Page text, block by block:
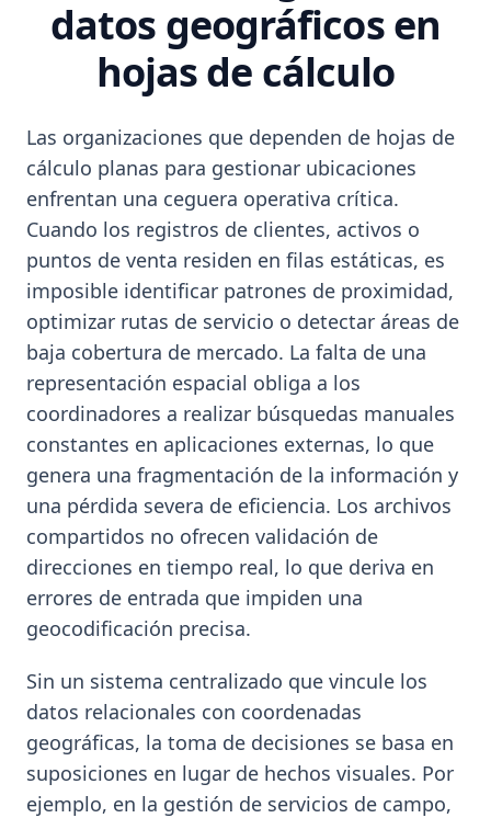
datos geográficos en
hojas de cálculo
Las organizaciones que dependen de hojas de
cálculo planas para gestionar ubicaciones
enfrentan una ceguera operativa crítica.
Cuando los registros de clientes, activos o
puntos de venta residen en filas estáticas, es
imposible identificar patrones de proximidad,
optimizar rutas de servicio o detectar áreas de
baja cobertura de mercado. La falta de una
representación espacial obliga a los
coordinadores a realizar búsquedas manuales
constantes en aplicaciones externas, lo que
genera una fragmentación de la información y
una pérdida severa de eficiencia. Los archivos
compartidos no ofrecen validación de
direcciones en tiempo real, lo que deriva en
errores de entrada que impiden una
geocodificación precisa.
Sin un sistema centralizado que vincule los
datos relacionales con coordenadas
geográficas, la toma de decisiones se basa en
suposiciones en lugar de hechos visuales. Por
ejemplo, en la gestión de servicios de campo,